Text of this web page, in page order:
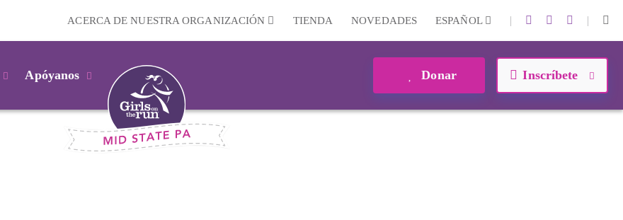
ACERCA DE NUESTRA ORGANIZACIÓN TIENDA NOVEDADES ESPAÑOL | |
Apóyanos Donar Inscríbete